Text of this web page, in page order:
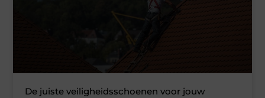
De juiste veiligheidsschoenen voor jouw